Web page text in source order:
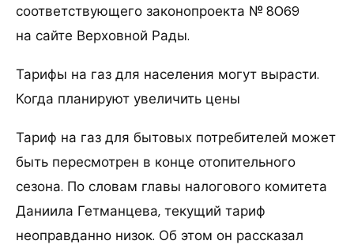
соответствующего законопроекта № 8069
на сайте Верховной Рады.
Тарифы на газ для населения могут вырасти.
Когда планируют увеличить цены
Тариф на газ для бытовых потребителей может
быть пересмотрен в конце отопительного
сезона. По словам главы налогового комитета
Даниила Гетманцева, текущий тариф
неоправданно низок. Об этом он рассказал